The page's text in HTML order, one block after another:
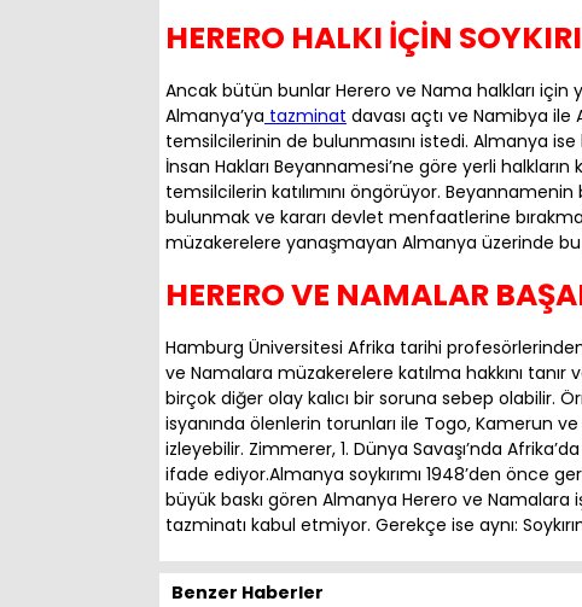
HERERO HALKI İÇİN
Ancak bütün bunlar Herero ve Nama halkları için
Almanya’ya tazminat davası açtı ve Namibya ile
temsilcilerinin de bulunmasını istedi. Almanya
İnsan Hakları Beyannamesi’ne göre yerli
temsilcilerin katılımını öngörüyor.
bulunmak ve kararı devlet menfaatlerine
müzakerelere yanaşmayan Almanya üzerinde bu
HERERO VE NAMALAR
Hamburg Üniversitesi Afrika tarihi
ve Namalara müzakerelere katılma hakkını
birçok diğer olay kalıcı bir soruna sebep olabilir.
isyanında ölenlerin torunları ile Togo, Kamerun
izleyebilir. Zimmerer, 1. Dünya Savaşı’nda
ifade ediyor.Almanya soykırımı 1948’den önce
büyük baskı gören Almanya Herero ve Namalara
tazminatı kabul etmiyor. Gerekçe ise aynı:
Benzer Haberler